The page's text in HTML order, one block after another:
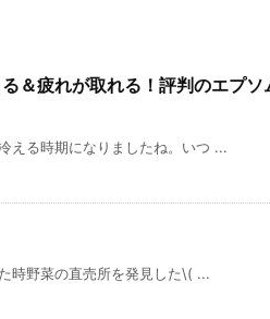
＆疲れが取れる！評判のエプソ
える時期になりましたね。いつ ...
時野菜の直売所を発見した\( ...